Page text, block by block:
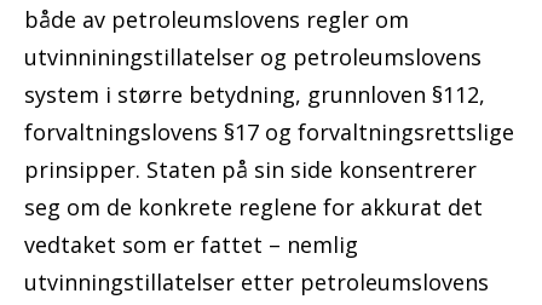
både av petroleumslovens regler om
utvinniningstillatelser og petroleumslovens
system i større betydning, grunnloven §112,
forvaltningslovens §17 og forvaltningsrettslige
prinsipper. Staten på sin side konsentrerer
seg om de konkrete reglene for akkurat det
vedtaket som er fattet – nemlig
utvinningstillatelser etter petroleumslovens